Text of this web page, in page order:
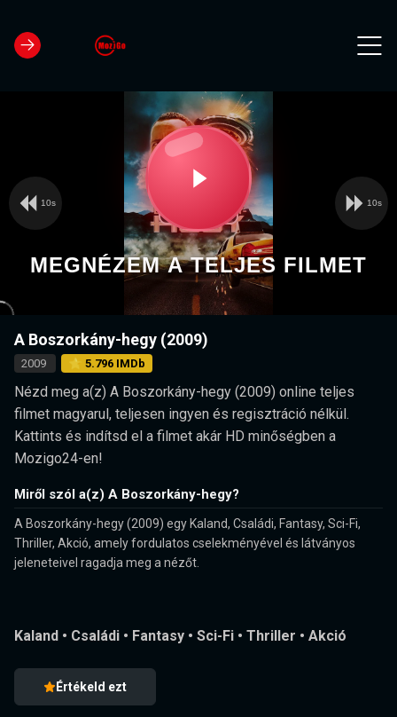
loading.
Play
Video
10s 10s
MEGNÉZEM A TELJES FILMET
A Boszorkány-hegy (2009)
2009 ⭐ 5.796 IMDb
Nézd meg a(z) A Boszorkány-hegy (2009) online teljes
filmet magyarul, teljesen ingyen és regisztráció nélkül.
Kattints és indítsd el a filmet akár HD minőségben a
Mozigo24-en!
Miről szól a(z) A Boszorkány-hegy?
A Boszorkány-hegy (2009) egy Kaland, Családi, Fantasy, Sci-Fi,
Thriller, Akció, amely fordulatos cselekményével és látványos
jeleneteivel ragadja meg a nézőt.
Kaland • Családi • Fantasy • Sci-Fi • Thriller • Akció
Értékeld ezt